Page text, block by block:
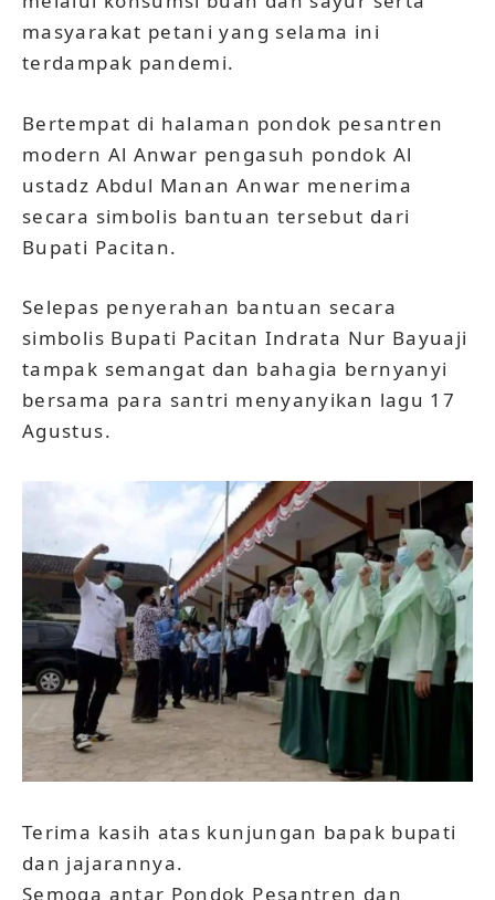
masyarakat petani yang selama ini
terdampak pandemi.
Bertempat di halaman pondok pesantren
modern Al Anwar pengasuh pondok Al
ustadz Abdul Manan Anwar menerima
secara simbolis bantuan tersebut dari
Bupati Pacitan.
Selepas penyerahan bantuan secara
simbolis Bupati Pacitan Indrata Nur Bayuaji
tampak semangat dan bahagia bernyanyi
bersama para santri menyanyikan lagu 17
Agustus.
Terima kasih atas kunjungan bapak bupati
dan jajarannya.
Semoga antar Pondok Pesantren dan